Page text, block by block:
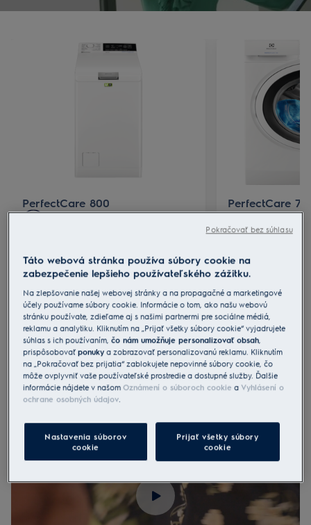
naše vyspelé technológie.
PerfectCare 800
UltraCare
Zobraziť spotrebič
PerfectCare
SteamCare
Táto webová stránka používa súbory cookie na
zabezpečenie lepšieho používateľského zážitku.
Na zlepšovanie našej webovej stránky a na propagačné a marketingové
účely používame súbory cookie. Informácie o tom, ako našu webovú
stránku používate, zdieľame aj s našimi partnermi pre sociálne médiá,
reklamu a analytiku. Kliknutím na „Prijať všetky súbory cookie“ vyjadrujete
súhlas s ich používaním,čo nám umožňuje personalizovať obsah,
prispôsobovaťponuky a zobrazovať personalizovanú reklamu. Kliknutím
na „Pokračovať bez prijatia“ zablokujete nepovinné súbory cookie, čo
môže ovplyvniť vaše používateľské prostredie a dostupné služby. Ďalšie
informácie nájdete v našomOznámení o súboroch cookie a Vyhlásení o
ochrane osobných údajov.
Nastavenia súborov
cookie
Prijať všetky súbory
cookie
Pokračovať bez súhlasu